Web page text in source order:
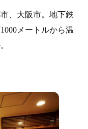
、大阪市。地下鉄
メートルから温